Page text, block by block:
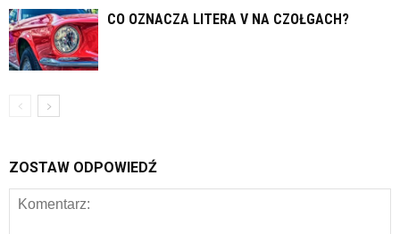
CO OZNACZA LITERA V NA CZOŁGACH?
ZOSTAW ODPOWIEDŹ